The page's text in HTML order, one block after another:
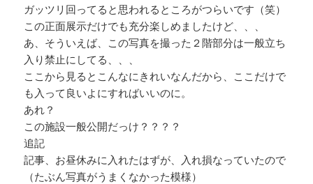
ガッツリ回ってると思われるところがつらいです（笑）
この正面展示だけでも充分楽しめましたけど、、、
あ、そういえば、この写真を撮った２階部分は一般立ち
入り禁止にしてる、、、
ここから見るとこんなにきれいなんだから、ここだけで
も入って良いよにすればいいのに。
あれ？
この施設一般公開だっけ？？？？
追記
記事、お昼休みに入れたはずが、入れ損なっていたので
（たぶん写真がうまくなかった模様）